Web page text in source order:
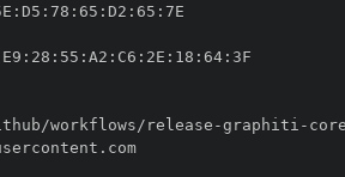
: D5 : 78 : 65 : D2 : 65 :
E9 : 28 : 55 : A2 : C6 : 2E : 18 : 64:
workflows/release -graphiti -
//token.actions.githubusercontent.com